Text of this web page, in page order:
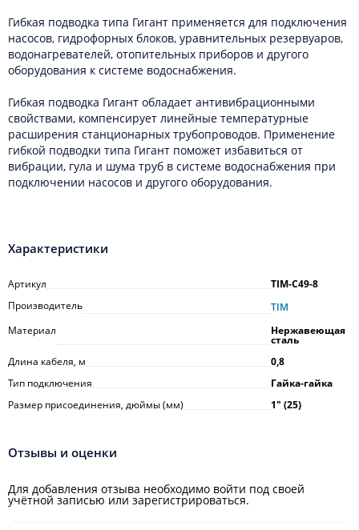
Гибкая подводка типа Гигант применяется для подключения
насосов, гидрофорных блоков, уравнительных резервуаров,
водонагревателей, отопительных приборов и другого
оборудования к системе водоснабжения.
Гибкая подводка Гигант обладает антивибрационными
свойствами, компенсирует линейные температурные
расширения станционарных трубопроводов. Применение
гибкой подводки типа Гигант поможет избавиться от
вибрации, гула и шума труб в системе водоснабжения при
подключении насосов и другого оборудования.
Характеристики
Артикул
TIM-C49-8
Производитель
TIM
Материал
Нержавеющая
сталь
Длина кабеля, м
0,8
Тип подключения
Гайка-гайка
Размер присоединения, дюймы (мм)
1ʺ (25)
Отзывы и оценки
Для добавления отзыва необходимо войти под своей
учётной записью или зарегистрироваться.